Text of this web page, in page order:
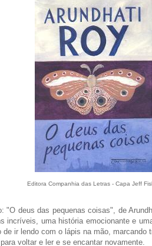
Editora Companhia das Letras - Capa Jeff
"O deus das pequenas coisas", de
incríveis, uma história emocionante e
de ir lendo com o lápis na mão, marcando
voltar e ler e se encantar novamente.